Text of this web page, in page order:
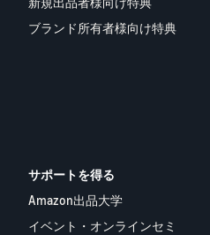
ブランド所有者様向け特典
サポートを得る
Amazon出品大学
イベント・オンラインセミ